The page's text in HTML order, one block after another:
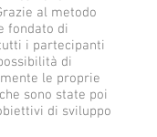
al metodo
fondato di
i partecipanti
di
le proprie
sono state poi
di sviluppo